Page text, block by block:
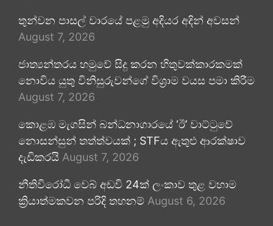
තුන්වන පාසල් වාරයේ පළමු අදියර අදින් අවසන්
August 7, 2026
ජාත්‍යන්තරය හමුවේ සිදු කරන හිතුවක්කාරකමක්
නොවිය යුතු විනිසුරුවන්ගේ විශ්‍රාම වයස පමා කිරීම
August 7, 2026
කොළඹ මැගසින් බන්ධනාගාරයේ ‘ඊ’ වාට්ටුවේ
නොසන්සුන් තත්ත්වයක් ; STFය ඇතුළු ආරක්ෂාව
දැඩිකරයි August 7, 2026
නීතිවිරෝධී වෙබ් අඩවි 24ක් ලංකාව තුළ වහාම
ක්‍රියාත්මකවන පරිදි තහනම් August 6, 2026